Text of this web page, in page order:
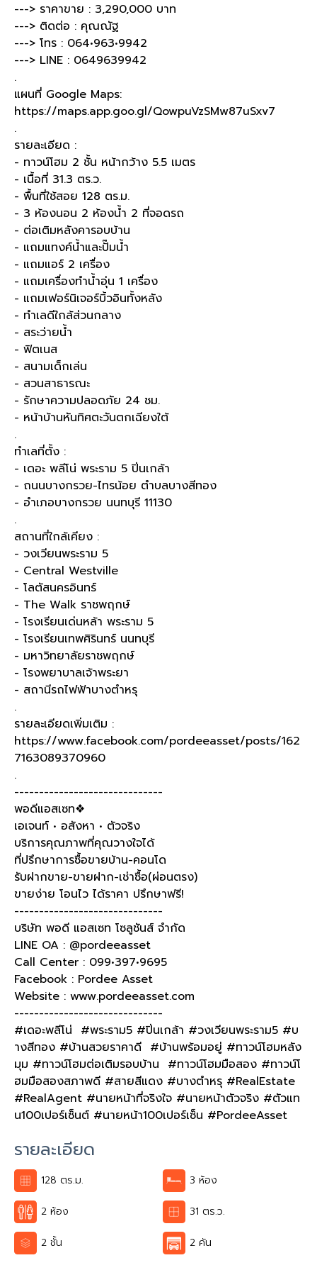
---> ราคาขาย : 3,290,000 บาท
---> ติดต่อ : คุณณัฐ
---> โทร : 064•963•9942
---> LINE : 0649639942
.
แผนที่ Google Maps:
https://maps.app.goo.gl/QowpuVzSMw87uSxv7
.
รายละเอียด :
- ทาวน์โฮม 2 ชั้น หน้ากว้าง 5.5 เมตร
- เนื้อที่ 31.3 ตร.ว.
- พื้นที่ใช้สอย 128 ตร.ม.
- 3 ห้องนอน 2 ห้องน้ำ 2 ที่จอดรถ
- ต่อเติมหลังคารอบบ้าน
- แถมแทงค์น้ำและปั๊มน้ำ
- แถมแอร์ 2 เครื่อง
- แถมเครื่องทำน้ำอุ่น 1 เครื่อง
- แถมเฟอร์นิเจอร์บิ้วอินทั้งหลัง
- ทำเลดีใกล้ส่วนกลาง
- สระว่ายน้ำ
- ฟิตเนส
- สนามเด็กเล่น
- สวนสาธารณะ
- รักษาความปลอดภัย 24 ชม.
- หน้าบ้านหันทิศตะวันตกเฉียงใต้
.
ทำเลที่ตั้ง :
- เดอะ พลีโน่ พระราม 5 ปิ่นเกล้า
- ถนนบางกรวย-ไทรน้อย ตำบลบางสีทอง
- อำเภอบางกรวย นนทบุรี 11130
.
สถานที่ใกล้เคียง :
- วงเวียนพระราม 5
- Central Westville
- โลตัสนครอินทร์
- The Walk ราชพฤกษ์
- โรงเรียนเด่นหล้า พระราม 5
- โรงเรียนเทพศิรินทร์ นนทบุรี
- มหาวิทยาลัยราชพฤกษ์
- โรงพยาบาลเจ้าพระยา
- สถานีรถไฟฟ้าบางตำหรุ
.
รายละเอียดเพิ่มเติม :
https://www.facebook.com/pordeeasset/posts/162
7163089370960
.
------------------------------
พอดีแอสเซท❖
เอเจนท์ • อสังหา • ตัวจริง
บริการคุณภาพที่คุณวางใจได้
ที่ปรึกษาการซื้อขายบ้าน-คอนโด
รับฝากขาย-ขายฝาก-เช่าซื้อ(ผ่อนตรง)
ขายง่าย โอนไว ได้ราคา ปรึกษาฟรี!
------------------------------
บริษัท พอดี แอสเซท โซลูชันส์ จำกัด
LINE OA : @pordeeasset
Call Center : 099•397•9695
Facebook : Pordee Asset
Website : www.pordeeasset.com
------------------------------
#เดอะพลีโน่ #พระราม5 #ปิ่นเกล้า #วงเวียนพระราม5 #บ
างสีทอง #บ้านสวยราคาดี #บ้านพร้อมอยู่ #ทาวน์โฮมหลัง
มุม #ทาวน์โฮมต่อเติมรอบบ้าน #ทาวน์โฮมมือสอง #ทาวน์โ
ฮมมือสองสภาพดี #สายสีแดง #บางตำหรุ #RealEstate
#RealAgent #นายหน้าที่จริงใจ #นายหน้าตัวจริง #ตัวแท
น100เปอร์เซ็นต์ #นายหน้า100เปอร์เซ็น #PordeeAsset
รายละเอียด
128 ตร.ม. 3 ห้อง
2 ห้อง 31 ตร.ว.
2 ชั้น 2 คัน